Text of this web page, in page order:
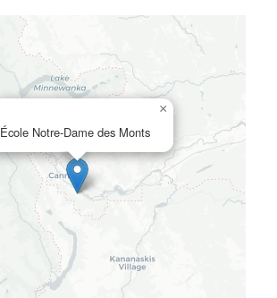
École Notre-Dame des Monts
×